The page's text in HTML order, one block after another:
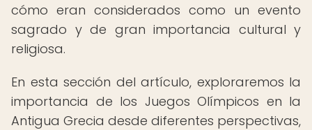
cómo eran considerados como un evento
sagrado y de gran importancia cultural y
religiosa.
En esta sección del artículo, exploraremos la
importancia de los Juegos Olímpicos en la
Antigua Grecia desde diferentes perspectivas,